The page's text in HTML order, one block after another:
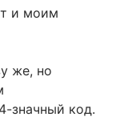
и моим
же, но
значный код.